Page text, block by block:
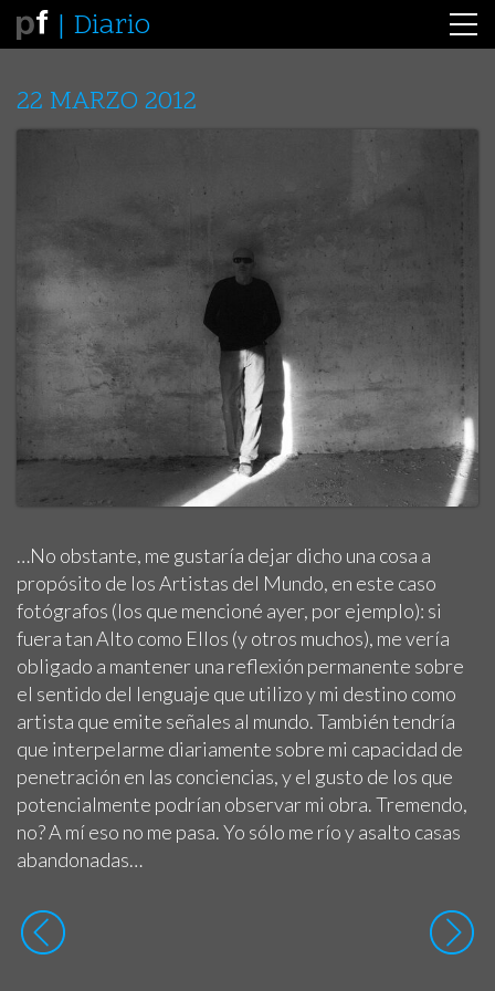
Diario
22 MARZO 2012
…No obstante, me gustaría dejar dicho una cosa a
propósito de los Artistas del Mundo, en este caso
fotógrafos (los que mencioné ayer, por ejemplo): si
fuera tan Alto como Ellos (y otros muchos), me vería
obligado a mantener una reflexión permanente sobre
el sentido del lenguaje que utilizo y mi destino como
artista que emite señales al mundo. También tendría
que interpelarme diariamente sobre mi capacidad de
penetración en las conciencias, y el gusto de los que
potencialmente podrían observar mi obra. Tremendo,
no? A mí eso no me pasa. Yo sólo me río y asalto casas
abandonadas…